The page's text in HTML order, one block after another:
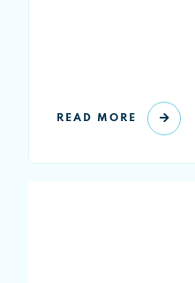
READ MORE